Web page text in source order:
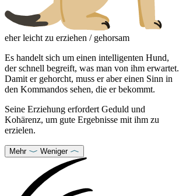
eher leicht zu erziehen / gehorsam
Es handelt sich um einen intelligenten Hund,
der schnell begreift, was man von ihm erwartet.
Damit er gehorcht, muss er aber einen Sinn in
den Kommandos sehen, die er bekommt.
Seine Erziehung erfordert Geduld und
Kohärenz, um gute Ergebnisse mit ihm zu
erzielen.
Mehr Weniger